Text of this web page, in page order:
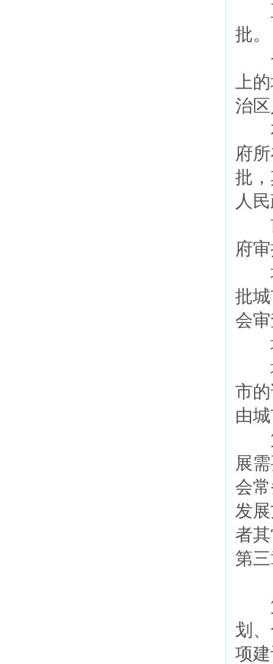
直
批
省
上
治
本
府
批
人
前
府
城
批
会
城
城
市
由
第
展
会
发
者
第
第
划
项